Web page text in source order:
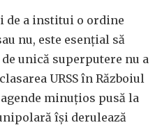
de a institui o ordine
nu, este esențial să
unică superputere nu a
URSS în Războiul
minuțios pusă la
își derulează